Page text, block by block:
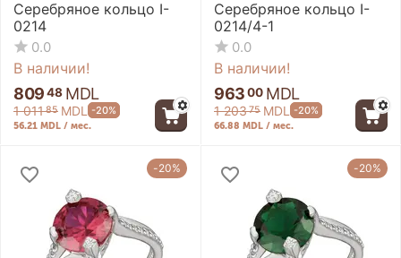
Серебряное кольцо I-
0214
0.0
В наличии!
80948 MDL
1 01185 MDL -20%
56.21 MDL / мес.
Серебряное кольцо I-
0214/4-1
0.0
В наличии!
96300 MDL
1 20375 MDL -20%
66.88 MDL / мес.
-20% -20%